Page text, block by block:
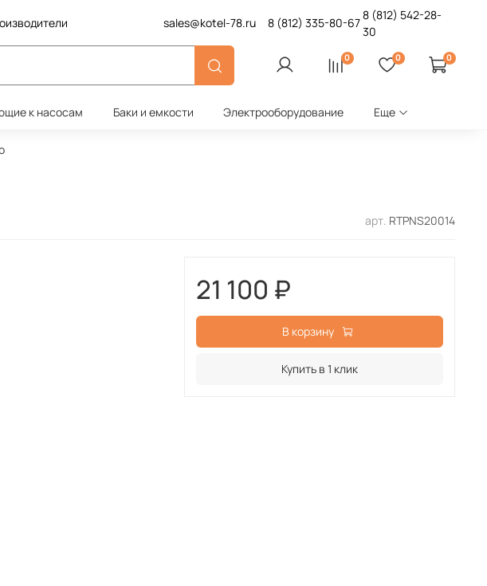
sales@kotel-78.ru 8 (812) 335-80-67
8 (812) 542-28-
30
0 0 0
к насосам Баки и емкости Электрооборудование Еще
арт. RTPNS20014
21 100 ₽
В корзину
Купить в 1 клик